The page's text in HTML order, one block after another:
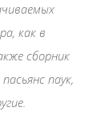
как в
сборник
паук,